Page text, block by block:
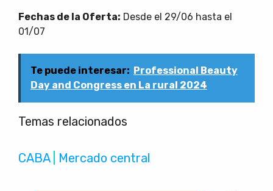
Fechas de la Oferta: Desde el 29/06 hasta el
01/07
Te puede interesar: Professional Beauty
Day and Congress en La rural 2024
Temas relacionados
CABA | Mercado central